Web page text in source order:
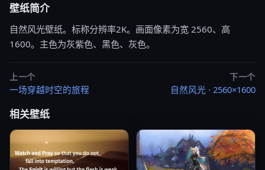
壁纸简介
自然风光壁纸。标称分辨率2K。画面像素为宽 2560、高
1600。主色为灰紫色、黑色、灰色。
上一个
一场穿越时空的旅程
下一个
自然风光 · 2560×1600
相关壁纸